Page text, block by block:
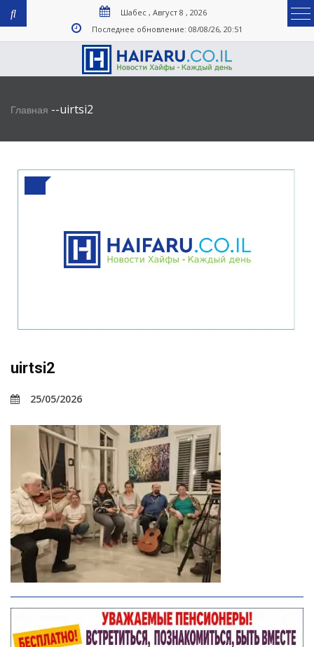
Шабес , Август 8 , 2026
Последнее обновление: 08/08/26, 20:51
Главная --uirtsi2
uirtsi2
25/05/2026